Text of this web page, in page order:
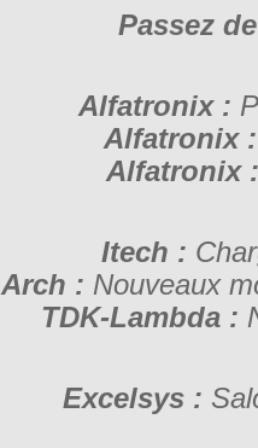
Passez
Alfatronix :
Alfatronix :
Alfatronix :
Itech :
Arch : Nouveaux
TDK-Lambda :
Excelsys :